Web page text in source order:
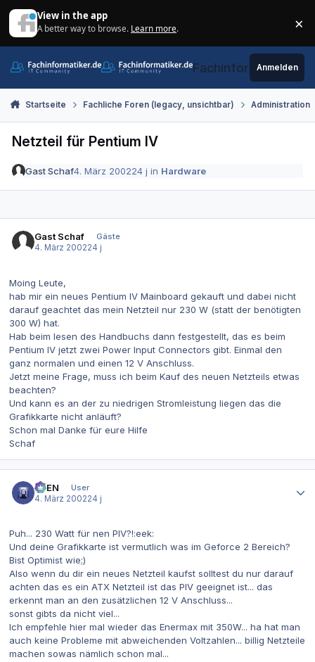
View in the app
A better way to browse. Learn more. ×
Fachinformatiker.de
Anmelden
Startseite Fachliche Foren (legacy, unsichtbar) Administration
Netzteil für Pentium IV
Gast Schaf4. März 200224 j in Hardware
Gast Schaf
Gäste
4. März 200224 j
Moing Leute,
hab mir ein neues Pentium IV Mainboard gekauft und dabei nicht
darauf geachtet das mein Netzteil nur 230 W (statt der benötigten
300 W) hat.
Hab beim lesen des Handbuchs dann festgestellt, das es beim
Pentium IV jetzt zwei Power Input Connectors gibt. Einmal den
ganz normalen und einen 12 V Anschluss.
Jetzt meine Frage, muss ich beim Kauf des neuen Netzteils etwas
beachten?
Und kann es an der zu niedrigen Stromleistung liegen das die
Grafikkarte nicht anläuft?
Schon mal Danke für eure Hilfe
Schaf
AVEN
User
4. März 200224 j
Puh... 230 Watt für nen PIV?!:eek:
Und deine Grafikkarte ist vermutlich was im Geforce 2 Bereich?
Bist Optimist wie;)
Also wenn du dir ein neues Netzteil kaufst solltest du nur darauf
achten das es ein ATX Netzteil ist das PIV geeignet ist... das
erkennt man an den zusätzlichen 12 V Anschluss...
sonst gibts da nicht viel...
Ich empfehle hier mal wieder das Enermax mit 350W... ha hat man
auch keine Probleme mit abweichenden Voltzahlen... billig Netzteile
machen sowas nämlich schon mal...